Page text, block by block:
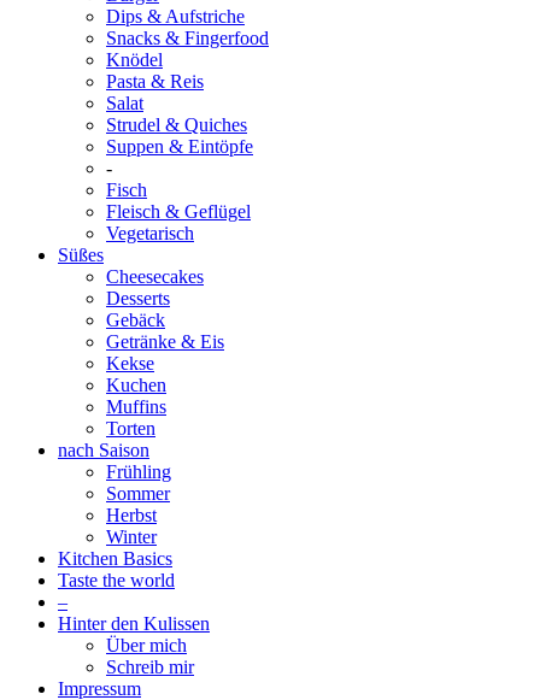
Dips & Aufstriche
Snacks & Fingerfood
Knödel
Pasta & Reis
Salat
Strudel & Quiches
Suppen & Eintöpfe
-
Fisch
Fleisch & Geflügel
Vegetarisch
Süßes
Cheesecakes
Desserts
Gebäck
Getränke & Eis
Kekse
Kuchen
Muffins
Torten
nach Saison
Frühling
Sommer
Herbst
Winter
Kitchen Basics
Taste the world
–
Hinter den Kulissen
Über mich
Schreib mir
Impressum